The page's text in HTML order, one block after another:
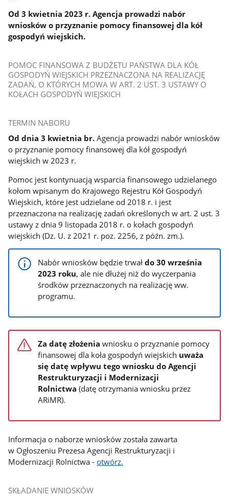
Od 3 kwietnia 2023 r. Agencja prowadzi nabór
wniosków o przyznanie pomocy finansowej dla kół
gospodyń wiejskich.
POMOC FINANSOWA Z BUDŻETU PAŃSTWA DLA KÓŁ
GOSPODYŃ WIEJSKICH PRZEZNACZONA NA REALIZACJĘ
ZADAŃ, O KTÓRYCH MOWA W ART. 2 UST. 3 USTAWY O
KOŁACH GOSPODYŃ WIEJSKICH
TERMIN NABORU
Od dnia 3 kwietnia br. Agencja prowadzi nabór wniosków
o przyznanie pomocy finansowej dla kół gospodyń
wiejskich w 2023 r.
Pomoc jest kontynuacją wsparcia finansowego udzielanego
kołom wpisanym do Krajowego Rejestru Kół Gospodyń
Wiejskich, które jest udzielane od 2018 r. i jest
przeznaczona na realizację zadań określonych w art. 2 ust. 3
ustawy z dnia 9 listopada 2018 r. o kołach gospodyń
wiejskich (Dz. U. z 2021 r. poz. 2256, z późn. zm.).
Nabór wniosków będzie trwałdo 30 września
2023 roku, ale nie dłużej niż do wyczerpania
środków przeznaczonych na realizację ww.
programu.
Za datę złożeniawniosku o przyznanie pomocy
finansowej dla koła gospodyń wiejskich uważa
się datę wpływu tego wniosku do Agencji
Restrukturyzacji i Modernizacji
Rolnictwa(datę otrzymania wniosku przez
ARiMR).
Informacja o naborze wniosków została zawarta
w Ogłoszeniu Prezesa Agencji Restrukturyzacji i
Modernizacji Rolnictwa -otwórz.
SKŁADANIE WNIOSKÓW